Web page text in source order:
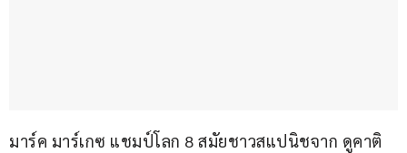
มาร์ค มาร์เกซ แชมป์โลก 8 สมัยชาวสแปนิชจาก ดูคาติ